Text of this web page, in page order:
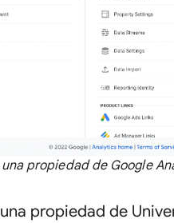
propiedad de Google
propiedad de